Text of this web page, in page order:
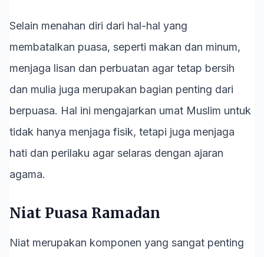
Selain menahan diri dari hal-hal yang
membatalkan puasa, seperti makan dan minum,
menjaga lisan dan perbuatan agar tetap bersih
dan mulia juga merupakan bagian penting dari
berpuasa. Hal ini mengajarkan umat Muslim untuk
tidak hanya menjaga fisik, tetapi juga menjaga
hati dan perilaku agar selaras dengan ajaran
agama.
Niat Puasa Ramadan
Niat merupakan komponen yang sangat penting